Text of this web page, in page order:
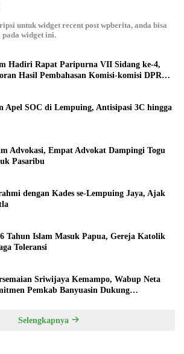
untuk widget recent post wpberita, anda bisa
pada widget ini.
Hadiri Rapat Paripurna VII Sidang ke-4,
Hasil Pembahasan Komisi-komisi DPRD
Apel SOC di Lempuing, Antisipasi 3C hingga
Advokasi, Empat Advokat Dampingi Togu
Pasaribu
dengan Kades se-Lempuing Jaya, Ajak
Tahun Islam Masuk Papua, Gereja Katolik
Toleransi
Sriwijaya Kemampo, Wabup Neta
Pemkab Banyuasin Dukung
Selengkapnya